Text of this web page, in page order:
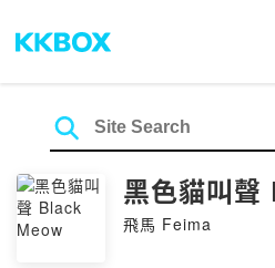
黑色貓叫
飛馬 Feima